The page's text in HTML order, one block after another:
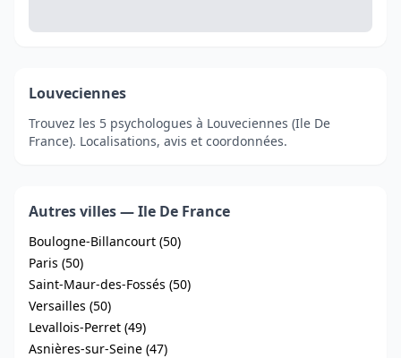
Louveciennes
Trouvez les 5 psychologues à Louveciennes (Ile De
France). Localisations, avis et coordonnées.
Autres villes — Ile De France
Boulogne-Billancourt (50)
Paris (50)
Saint-Maur-des-Fossés (50)
Versailles (50)
Levallois-Perret (49)
Asnières-sur-Seine (47)